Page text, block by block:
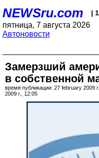
NEWSru.com |
пятница, 7 августа 2026
Автоновости
Замерзший
в собственной
время публикации: 27 february 2009
2009 г., 12:05